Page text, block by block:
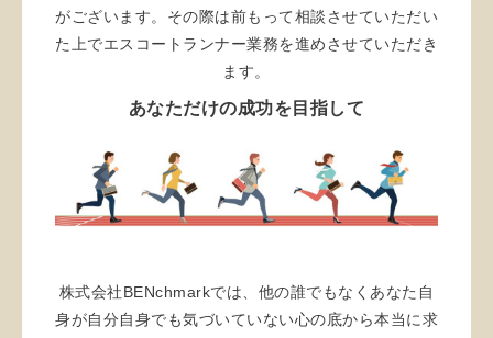
がございます。その際は前もって相談させていただい
た上でエスコートランナー業務を進めさせていただき
ます。
あなただけの成功を目指して
株式会社BENchmarkでは、他の誰でもなくあなた自
身が自分自身でも気づいていない心の底から本当に求